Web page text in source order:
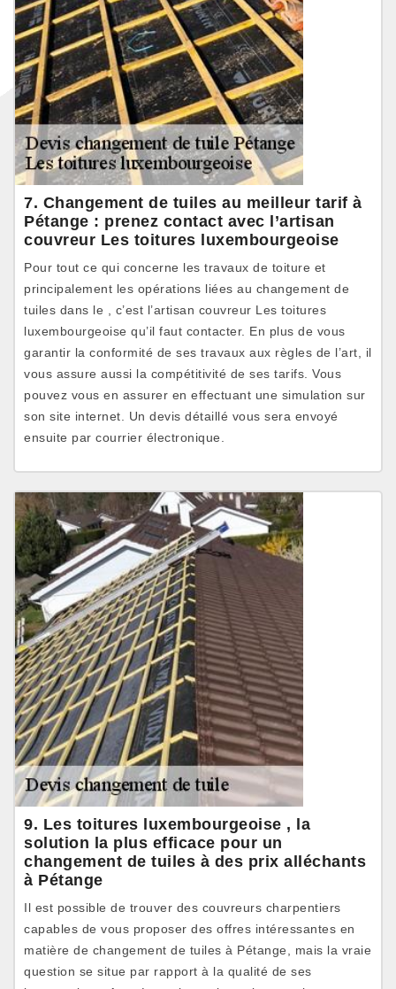
7. Changement de tuiles au meilleur tarif à
Pétange : prenez contact avec l’artisan
couvreur Les toitures luxembourgeoise
Pour tout ce qui concerne les travaux de toiture et
principalement les opérations liées au changement de
tuiles dans le , c’est l’artisan couvreur Les toitures
luxembourgeoise qu’il faut contacter. En plus de vous
garantir la conformité de ses travaux aux règles de l’art, il
vous assure aussi la compétitivité de ses tarifs. Vous
pouvez vous en assurer en effectuant une simulation sur
son site internet. Un devis détaillé vous sera envoyé
ensuite par courrier électronique.
9. Les toitures luxembourgeoise , la
solution la plus efficace pour un
changement de tuiles à des prix alléchants
à Pétange
Il est possible de trouver des couvreurs charpentiers
capables de vous proposer des offres intéressantes en
matière de changement de tuiles à Pétange, mais la vraie
question se situe par rapport à la qualité de ses